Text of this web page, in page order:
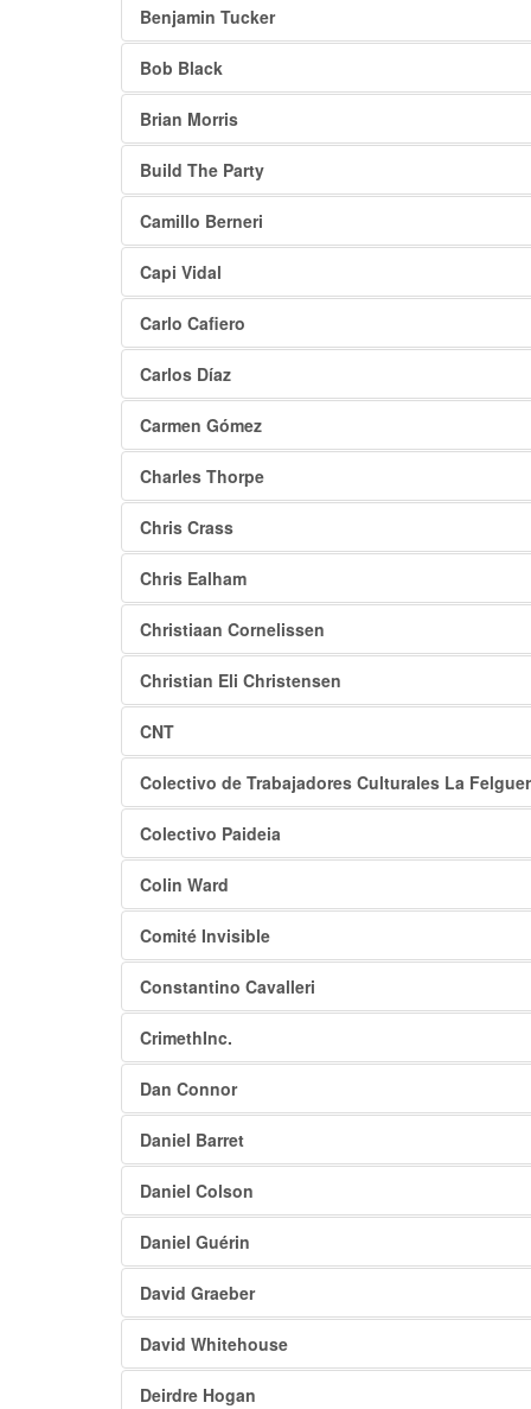
Benjamin Tucker
Bob Black
Brian Morris
Build The Party
Camillo Berneri
Capi Vidal
Carlo Cafiero
Carlos Díaz
Carmen Gómez
Charles Thorpe
Chris Crass
Chris Ealham
Christiaan Cornelissen
Christian Eli Christensen
CNT
Colectivo de Trabajadores Culturales La
Colectivo Paideia
Colin Ward
Comité Invisible
Constantino Cavalleri
CrimethInc.
Dan Connor
Daniel Barret
Daniel Colson
Daniel Guérin
David Graeber
David Whitehouse
Deirdre Hogan